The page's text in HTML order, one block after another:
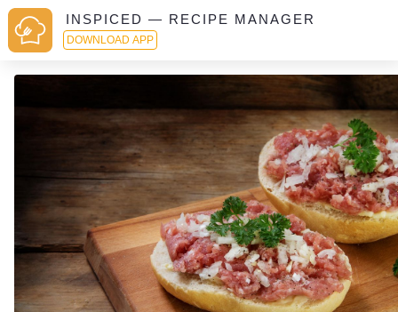
INSPICED — RECIPE MANAGER
DOWNLOAD APP